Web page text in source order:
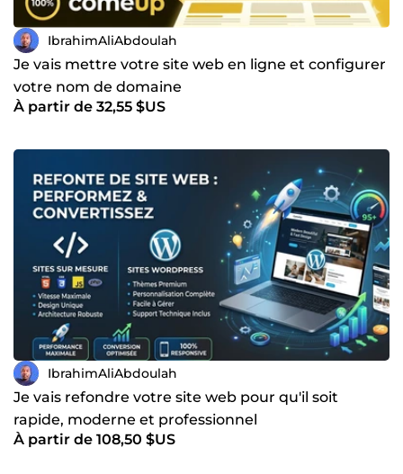
IbrahimAliAbdoulah
Je vais mettre votre site web en ligne et configurer
votre nom de domaine
À partir de 32,55 $US
IbrahimAliAbdoulah
Je vais refondre votre site web pour qu'il soit
rapide, moderne et professionnel
À partir de 108,50 $US